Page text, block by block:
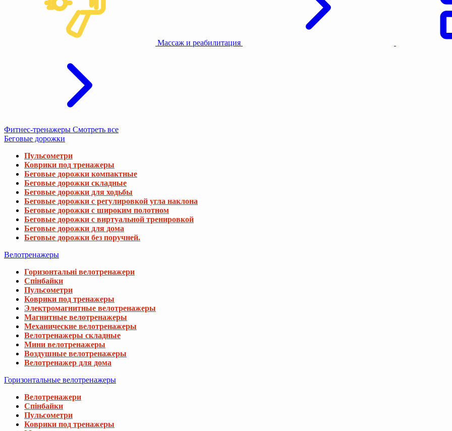
Массаж и реабилитация
Фитнес-тренажеры Смотреть все
Беговые дорожки
Пульсометри
Коврики под тренажеры
Беговые дорожки компактные
Беговые дорожки складные
Беговые дорожки для ходьбы
Беговые дорожки с регулировкой угла наклона
Беговые дорожки с широким полотном
Беговые дорожки с виртуальной тренировкой
Беговые дорожки для дома
Беговые дорожки без поручней.
Велотренажеры
Горизонтальні велотренажери
Спінбайки
Пульсометри
Коврики под тренажеры
Электромагнитные велотренажеры
Магнитные велотренажеры
Механические велотренажеры
Велотренажеры складные
Мини велотренажеры
Воздушные велотренажеры
Велотренажер для дома
Горизонтальные велотренажеры
Велотренажери
Спінбайки
Пульсометри
Коврики под тренажеры